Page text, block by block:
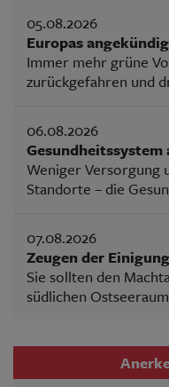
05.08.2026
Europas
Immer mehr grüne
zurückgefahren und
06.08.2026
Weniger Versorgung
Standorte – die
07.08.2026
Zeugen der
Sie sollten den
südlichen